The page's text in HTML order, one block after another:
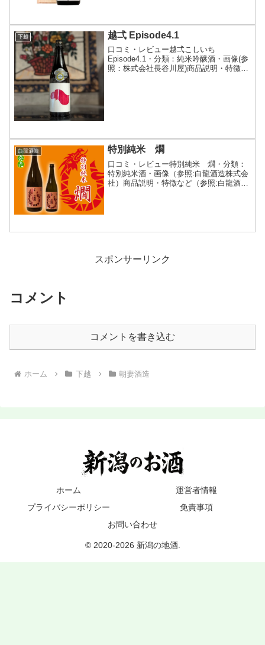
下越 越弌 Episode4.1
口コミ・レビュー越弌こしいち
Episode4.1・分類：純米吟醸酒・画像(参
照：株式会社長谷川屋)商品説明・特徴な
白龍酒造 特別純米 燗
口コミ・レビュー特別純米 燗・分類：
特別純米酒・画像（参照:白龍酒造株式会
社）商品説明・特徴など（参照:白龍酒造
スポンサーリンク
コメント
コメントを書き込む
ホーム 下越 朝妻酒造
ホーム
運営者情報
プライバシーポリシー
免責事項
お問い合わせ
© 2020-2026 新潟の地酒.